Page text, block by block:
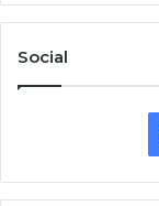
Social